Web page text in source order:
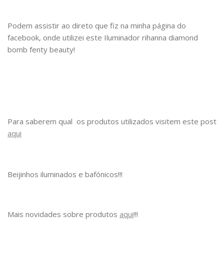
Podem assistir ao direto que fiz na minha página do
facebook, onde utilizei este Iluminador rihanna diamond
bomb fenty beauty!
Para saberem qual os produtos utilizados visitem este post
aqui
Beijinhos iluminados e bafónicos!!!
Mais novidades sobre produtos aqui!!!